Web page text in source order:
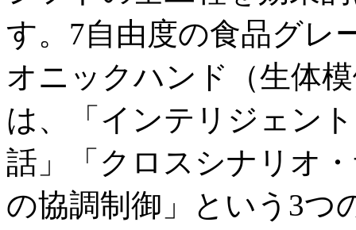
す。7自由度の食品グレ
オニックハンド（生体
は、「インテリジェン
話」「クロスシナリオ
の協調制御」という3つ